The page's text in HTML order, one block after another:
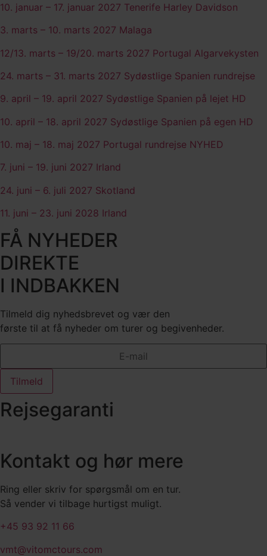
10. januar – 17. januar 2027 Tenerife Harley Davidson
3. marts – 10. marts 2027 Malaga
12/13. marts – 19/20. marts 2027 Portugal Algarvekysten
24. marts – 31. marts 2027 Sydøstlige Spanien rundrejse
9. april – 19. april 2027 Sydøstlige Spanien på lejet HD
10. april – 18. april 2027 Sydøstlige Spanien på egen HD
10. maj – 18. maj 2027 Portugal rundrejse NYHED
7. juni – 19. juni 2027 Irland
24. juni – 6. juli 2027 Skotland
11. juni – 23. juni 2028 Irland
FÅ NYHEDER
DIREKTE
I INDBAKKEN
Tilmeld dig nyhedsbrevet og vær den
første til at få nyheder om turer og begivenheder.
Tilmeld
Rejsegaranti
Kontakt og hør mere
Ring eller skriv for spørgsmål om en tur.
Så vender vi tilbage hurtigst muligt.
+45 93 92 11 66
vmt@vitomctours.com